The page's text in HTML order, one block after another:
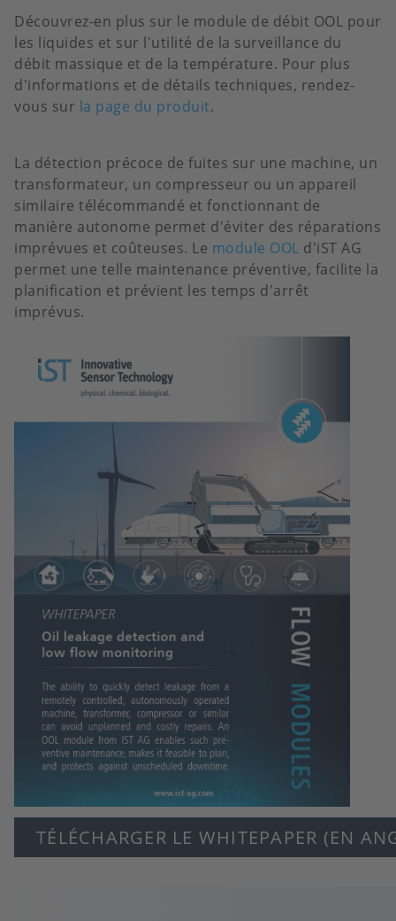
Découvrez-en plus sur le module de débit OOL pour
les liquides et sur l'utilité de la surveillance du
débit massique et de la température. Pour plus
d'informations et de détails techniques, rendez-
vous sur la page du produit.
La détection précoce de fuites sur une machine, un
transformateur, un compresseur ou un appareil
similaire télécommandé et fonctionnant de
manière autonome permet d'éviter des réparations
imprévues et coûteuses. Le module OOL d'iST AG
permet une telle maintenance préventive, facilite la
planification et prévient les temps d'arrêt
imprévus.
TÉLÉCHARGER LE WHITEPAPER (EN